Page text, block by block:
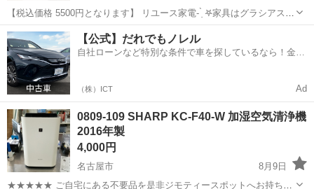
【税込価格 5500円となります】 リユース家電- ̗̀ 𖤐家具はグラシアスに
GO✰*。 動作確認ずみ 写真に写る物のみ。 傷汚れは中古品ですのでご
ざいますが個人的に見てそこまでの傷や汚れはございません。 詳しく
はお写真...
愛知 名古屋市 季節、空調家電
【公式】だれでもノレル
自社ローンなど特別な条件で車を探しているなら！金利
（株）ICT Ad
0809-109 SHARP KC-F40-W 加湿空気清浄機
2016年製
4,000円
名古屋市
8月9日
★★★★★ ご自宅にある不要品を是非ジモティースポットへお持ち込